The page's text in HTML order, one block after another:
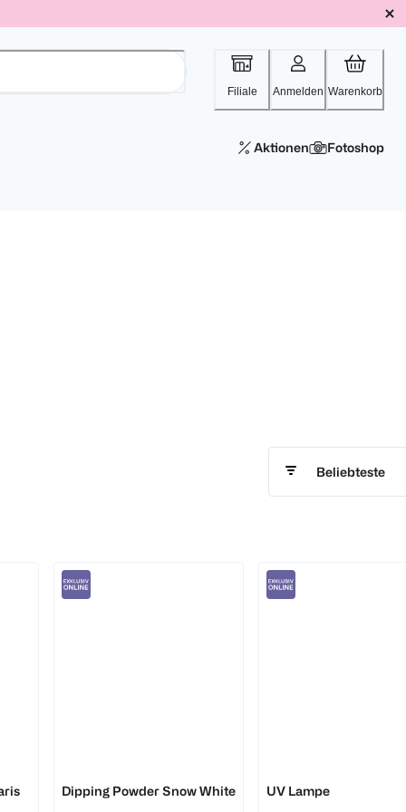
Filiale Anmelden Warenkorb
Aktionen Fotoshop
Beliebteste
Dipping Powder Snow White UV Lampe